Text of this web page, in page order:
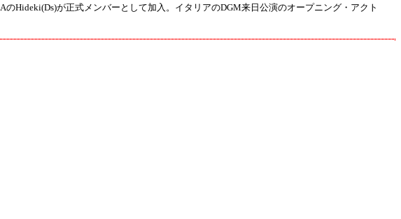
Hideki(Ds)が正式メンバーとして加入。イタリアのDGM来日公演のオープニング・アクト